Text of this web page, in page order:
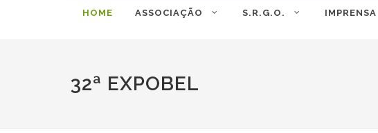
HOME ASSOCIAÇÃO S.R.G.O. IMPRENSA
32ª EXPOBEL